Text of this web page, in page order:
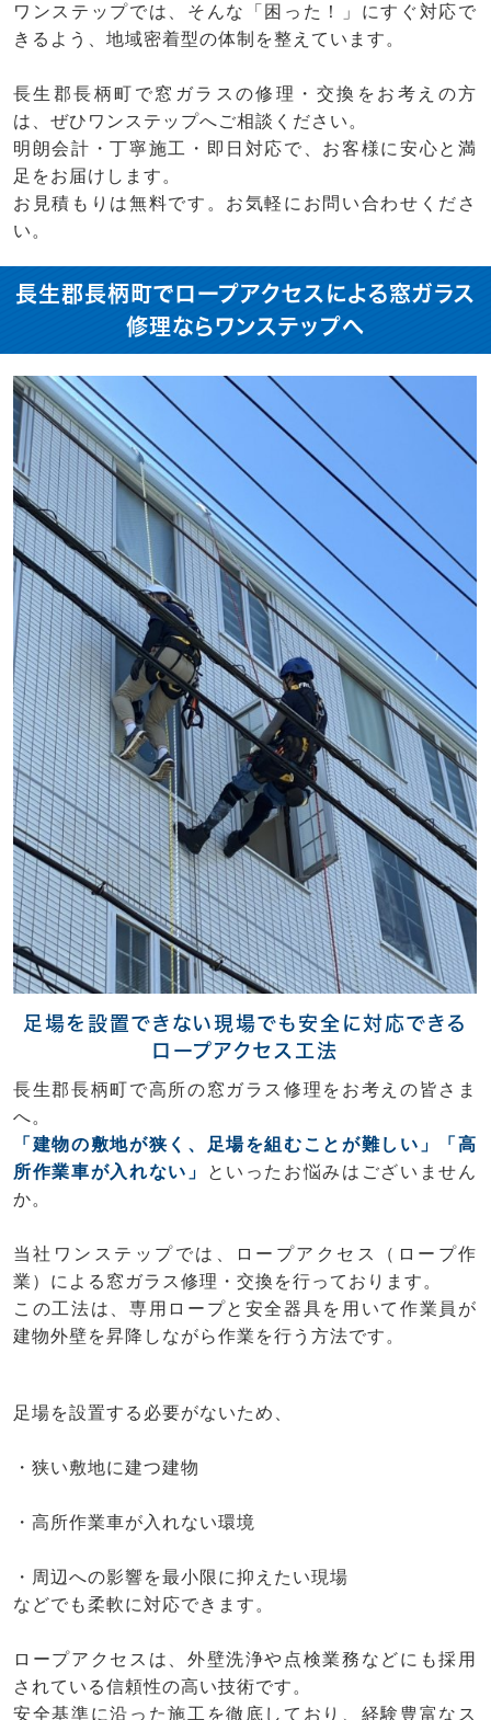
ワンステップでは、そんな「困った！」にすぐ対応で
きるよう、地域密着型の体制を整えています。
長生郡長柄町で窓ガラスの修理・交換をお考えの方
は、ぜひワンステップへご相談ください。
明朗会計・丁寧施工・即日対応で、お客様に安心と満
足をお届けします。
お見積もりは無料です。お気軽にお問い合わせくださ
い。
長生郡長柄町でロープアクセスによる窓ガラス
修理ならワンステップへ
足場を設置できない現場でも安全に対応できる
ロープアクセス工法
長生郡長柄町で高所の窓ガラス修理をお考えの皆さま
へ。
「建物の敷地が狭く、足場を組むことが難しい」「高
所作業車が入れない」
といったお悩みはございません
か。
当社ワンステップでは、ロープアクセス（ロープ作
業）による窓ガラス修理・交換を行っております。
この工法は、専用ロープと安全器具を用いて作業員が
建物外壁を昇降しながら作業を行う方法です。
足場を設置する必要がないため、
・狭い敷地に建つ建物
・高所作業車が入れない環境
・周辺への影響を最小限に抑えたい現場
などでも柔軟に対応できます。
ロープアクセスは、外壁洗浄や点検業務などにも採用
されている信頼性の高い技術です。
安全基準に沿った施工を徹底しており、経験豊富なス